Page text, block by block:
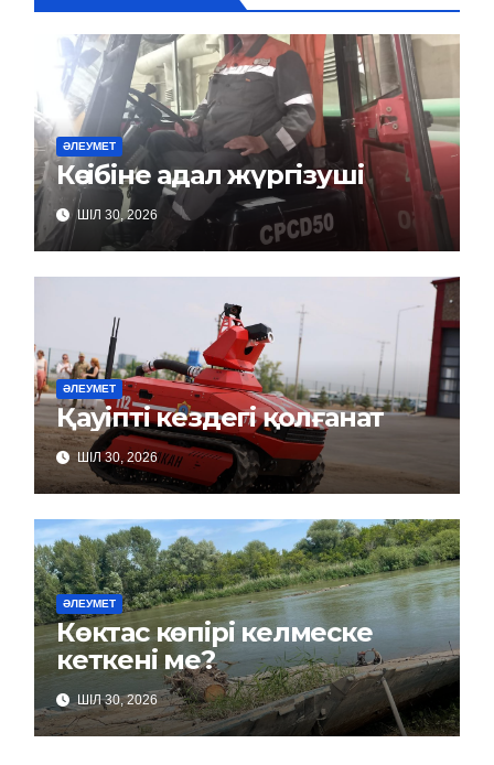
ӘЛЕУМЕТ
Кәсібіне адал жүргізуші
ШІЛ 30, 2026
ӘЛЕУМЕТ
Қауіпті кездегі қолғанат
ШІЛ 30, 2026
ӘЛЕУМЕТ
Көктас көпірі келмеске
кеткені ме?
ШІЛ 30, 2026